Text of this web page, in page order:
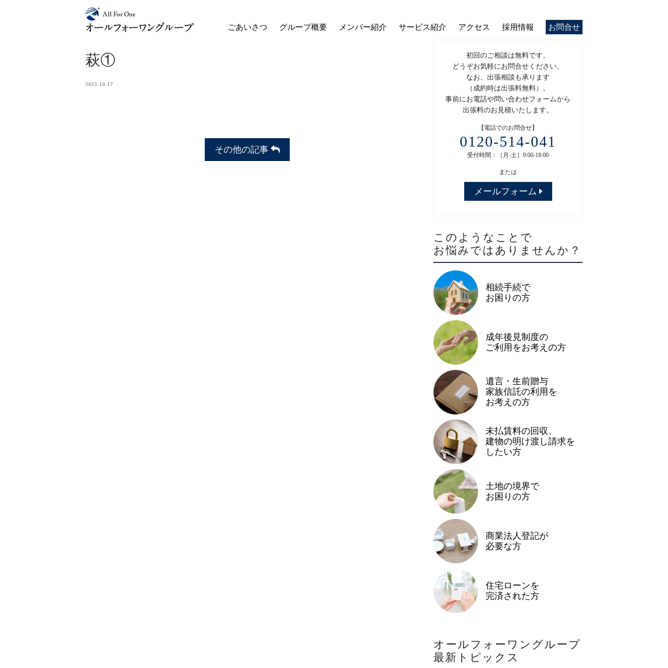
ごあいさつ グループ概要 メンバー紹介 サービス紹介 アクセス 採用情報 お問合せ
萩①
2025.10.17
その他の記事
初回のご相談は無料です。
どうぞお気軽にお問合せください。
なお、出張相談も承ります
（成約時は出張料無料）。
事前にお電話や問い合わせフォームから
出張料のお見積いたします。
【電話でのお問合せ】
0120-514-041
受付時間：［月-土］9:00-18:00
または
メールフォーム
このようなことで
お悩みではありませんか？
相続手続で
お困りの方
成年後見制度の
ご利用をお考えの方
遺言・生前贈与
家族信託の利用を
お考えの方
未払賃料の回収、
建物の明け渡し請求を
したい方
土地の境界で
お困りの方
商業法人登記が
必要な方
住宅ローンを
完済された方
オールフォーワングループ
最新トピックス